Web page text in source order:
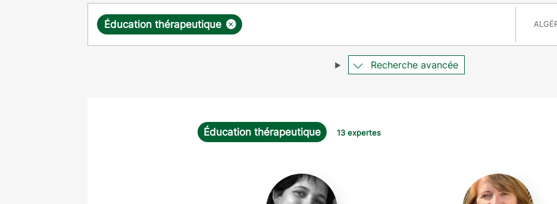
Requête ×
Éducation thérapeutique
Recherche avancée
Éducation thérapeutique 13 expertes
Séverine
Mayol
Muriel
Bigot